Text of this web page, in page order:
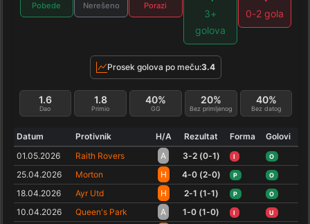
Pobede Nerešeno Porazi
3+
golova
0-2 gola
Prosek golova po meču:3.4
Dao
1.6
Primio
1.8
GG
40%
Bez primljenog
20%
Bez datog
40%
Datum Protivnik H/A Rezultat Forma
Golovi
01.05.2026
Raith Rovers A 3-2 (0-1) I O
25.04.2026 Morton H 4-0 (2-0) P O
18.04.2026 Ayr Utd H 2-1 (1-1) P O
10.04.2026 Queen's Park A 1-0 (1-0) I U